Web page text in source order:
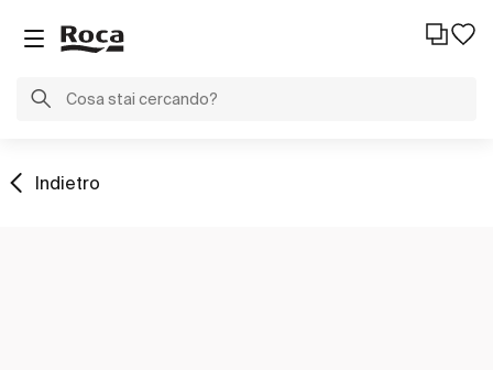
Indietro